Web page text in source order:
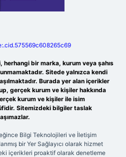
herhangi bir marka, kurum veya şahıs
Sitede yalnızca kendi
Burada yer alan içerikler
gerçek kurum ve kişiler hakkında
kurum ve kişiler ile isim
Sitemizdeki bilgiler taslak
Bilgi Teknolojileri ve İletişim
bir Yer Sağlayıcı olarak hizmet
içerikleri proaktif olarak denetleme